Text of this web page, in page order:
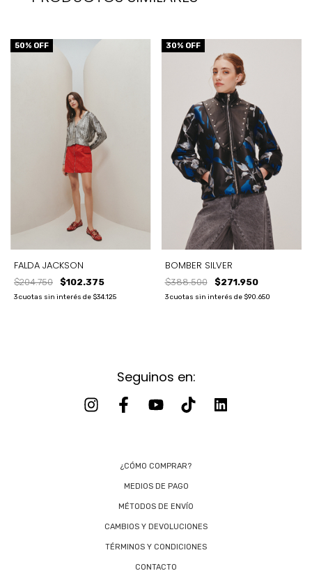
50% OFF
FALDA JACKSON
$204.750 $102.375
3cuotas sin interés de $34.125
30% OFF
BOMBER SILVER
$388.500 $271.950
3 cuotas sin interés de $90.650
Seguinos en:
¿CÓMO COMPRAR?
MEDIOS DE PAGO
MÉTODOS DE ENVÍO
CAMBIOS Y DEVOLUCIONES
TÉRMINOS Y CONDICIONES
CONTACTO